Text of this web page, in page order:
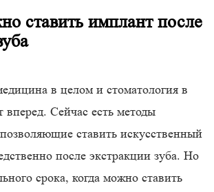
ставить имплант после
в целом и стоматология в
вперед. Сейчас есть методы
ставить искусственный
после экстракции зуба. Но
срока, когда можно ставить